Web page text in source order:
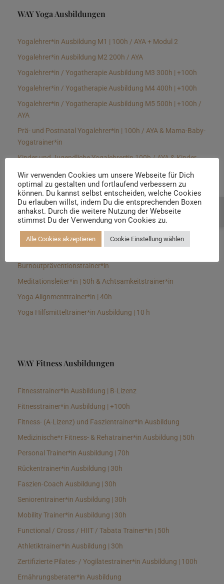
WAY Yoga Ausbildungen
Yogalehrer*in Ausbildung M1 | 100h / AYA + Modul 2
Yogalehrer*in Ausbildung M2 200h / AYA
Yogalehrer*in / Yogatherapie Ausbildung M3 300h | +100h
Yogalehrer*in / Yogatherapie Ausbildung M4 400h | +100h
Yogalehrer*in / Yogatherapie Ausbildung M5 500h | +100h /
AYA
Prä- und Postnatal Yogalehrer*in | 100h / AYA & Mama-Baby-
Yogatrainer*in
Kinder und Jugendliche Yogalehrer*in 100h / AYA & Kinder
Yin Yogalehrer*in | 100 h & Faszientrainer*in
Hormon Yogalehrer*in / Yogatherapeut*in &
Stressmanagementtrainer*in | 70h
Longevitytrainer*in
Burnoutpräventionstrainer*in
Meditationsleiter*in | 50h & Achtsamkeitstrainer*in
Yoga Alignmenttrainer*in | 40h
Yoga Hilfsmitteltrainer*in Ausbildung | 10 h
WAY Fitness Ausbildungen
Fitnesstrainer*in Ausbildung | B-Lizenz
Fitnesstrainer*in Ausbildung | +100h
Fitness- (A-Lizenz) und Faszientrainer*in Ausbildung
Medizinische*r Fitness- & Rehatrainer*in Ausbildung | 50h
Personal Trainer*in Ausbildung | 70h
Rückentrainer*in Ausbildung | 30h
Faszien-Coach Ausbildung | 30h
Seniorentrainer*in Ausbildung | 30h
Mobility Trainer*in Ausbildung | 30h
Functional / Cross / HIIT / Tabata Trainer*in | 50h
Athletiktrainer*in Ausbildung | 30h
Zertifizierte Pilates- / Yogilatestrainer*in Ausbildung | 100h
Ernährungsberater*in Ausbildung
Wir verwenden Cookies um unsere Webseite für Dich
optimal zu gestalten und fortlaufend verbessern zu
können. Du kannst selbst entscheiden, welche Cookies
Du erlauben willst, indem Du die entsprechenden Boxen
anhakst. Durch die weitere Nutzung der Webseite
stimmst Du der Verwendung von Cookies zu.
Alle Cookies akzeptieren Cookie Einstellung wählen
Beratung buchen